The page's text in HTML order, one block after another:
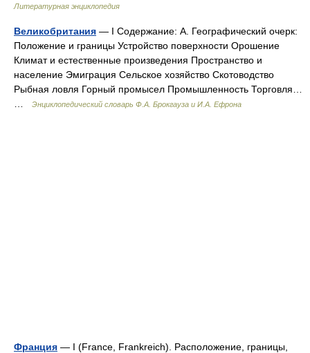
Литературная энциклопедия
Великобритания — I Содержание: А. Географический очерк:
Положение и границы Устройство поверхности Орошение
Климат и естественные произведения Пространство и
население Эмиграция Сельское хозяйство Скотоводство
Рыбная ловля Горный промысел Промышленность Торговля…
Энциклопедический словарь Ф.А. Брокгауза и И.А. Ефрона
Франция — I (France, Frankreich). Расположение, границы,